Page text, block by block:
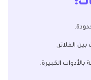
الفلاتر.
الكبيرة.